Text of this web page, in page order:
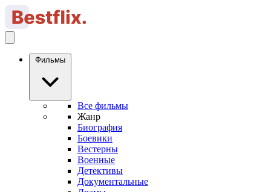
Фильмы
Все фильмы
Жанр
Биография
Боевики
Вестерны
Военные
Детективы
Документальные